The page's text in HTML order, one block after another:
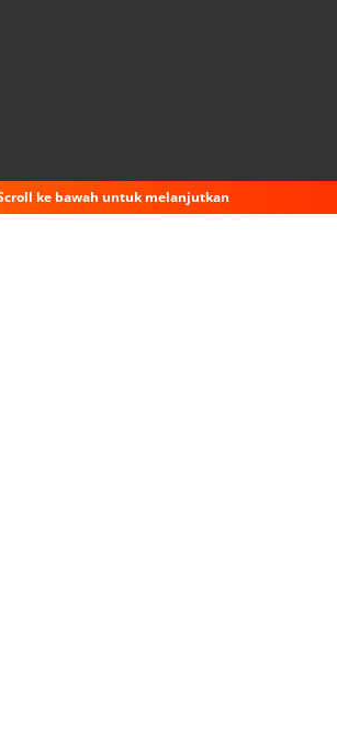
ke bawah untuk melanjutkan